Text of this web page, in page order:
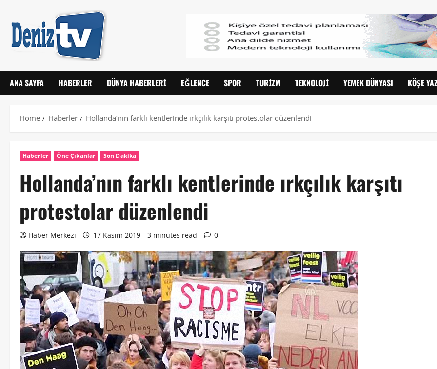
ANA SAYFA HABERLER DÜNYA HABERLERI EĞLENCE SPOR TURIZM TEKNOLOJI YEMEK DÜNYASI KÖŞE
Home Haberler Hollanda’nın farklı kentlerinde ırkçılık karşıtı protestolar düzenlendi
Haberler Öne Çıkanlar Son Dakika
Hollanda’nın farklı kentlerinde ırkçılık karşıtı
protestolar düzenlendi
Haber Merkezi 17 Kasım 2019 3 minutes read 0